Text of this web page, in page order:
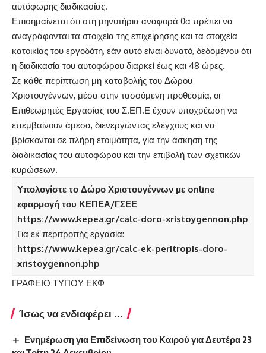
αυτόφωρης διαδικασίας.
Επισημαίνεται ότι στη μηνυτήρια αναφορά θα πρέπει να
αναγράφονται τα στοιχεία της επιχείρησης και τα στοιχεία
κατοικίας του εργοδότη, εάν αυτό είναι δυνατό, δεδομένου ότι
η διαδικασία του αυτοφώρου διαρκεί έως και 48 ώρες.
Σε κάθε περίπτωση μη καταβολής του Δώρου
Χριστουγέννων, μέσα στην τασσόμενη προθεσμία, οι
Επιθεωρητές Εργασίας του Σ.ΕΠ.Ε έχουν υποχρέωση να
επεμβαίνουν άμεσα, διενεργώντας ελέγχους και να
βρίσκονται σε πλήρη ετοιμότητα, για την άσκηση της
διαδικασίας του αυτοφώρου και την επιβολή των σχετικών
κυρώσεων.
Υπολογίστε το Δώρο Χριστουγέννων με online
εφαρμογή του ΚΕΠΕΑ/ΓΣΕΕ
https://www.kepea.gr/calc-doro-xristoygennon.php
Για εκ περιτροπής εργασία:
https://www.kepea.gr/calc-ek-peritropis-doro-
xristoygennon.php
ΓΡΑΦΕΙΟ ΤΥΠΟΥ ΕΚΦ
Ίσως να ενδιαφέρει ...
Ενημέρωση για Επιδείνωση του Καιρού για Δευτέρα 23